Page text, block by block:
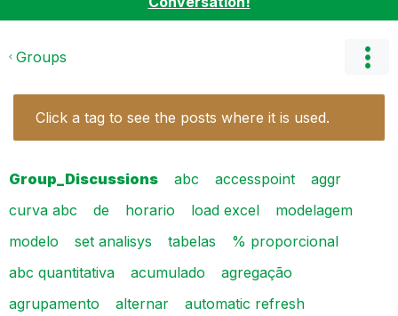
Groups
Click a tag to see the posts where it is used.
Group_Discussions abc accesspoint
aggr
curva abc
de horario load excel
modelagem
modelo
set analisys tabelas
% proporcional
abc quantitativa
acumulado
agregação
agrupamento
alternar
automatic refresh